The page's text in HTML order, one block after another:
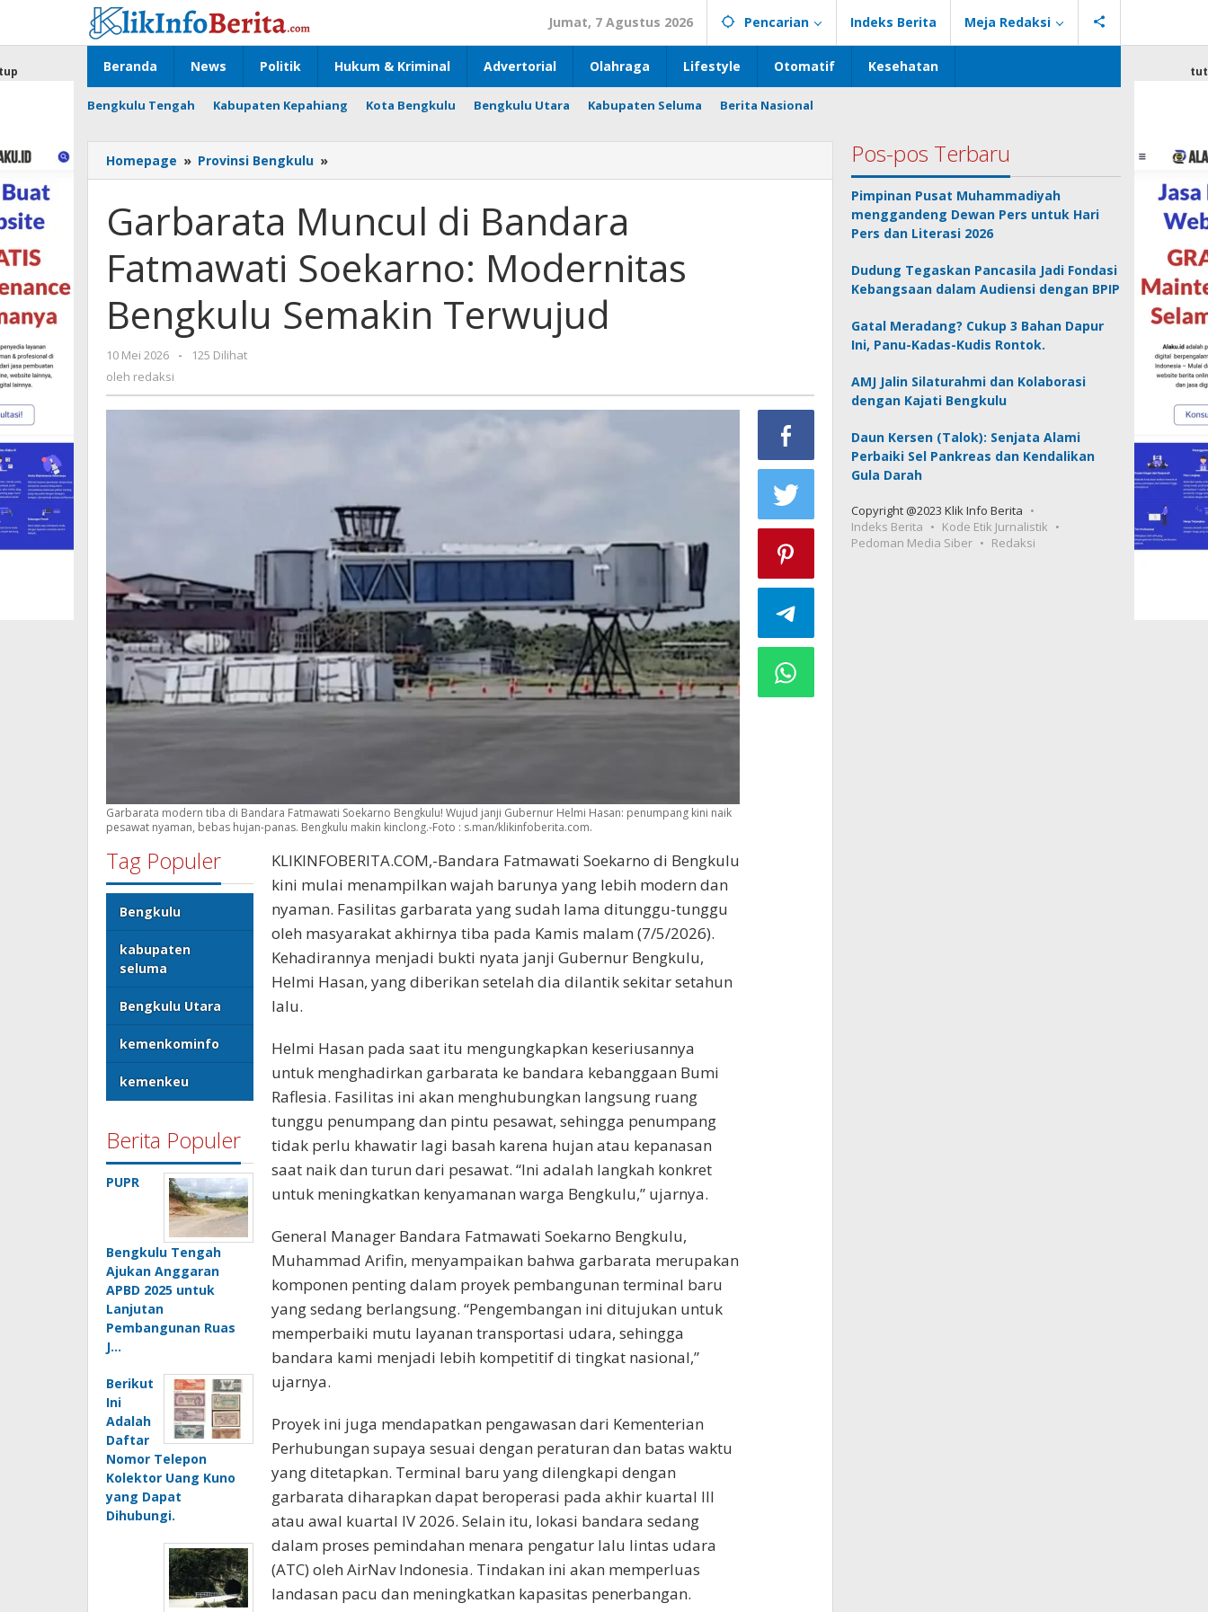
konten
Jumat, 7 Agustus 2026 Pencarian Indeks Berita Meja Redaksi
Beranda News Politik Hukum & Kriminal Advertorial Olahraga Lifestyle Otomatif Kesehatan
Bengkulu Tengah Kabupaten Kepahiang Kota Bengkulu Bengkulu Utara Kabupaten Seluma Berita Nasional
Homepage » Provinsi Bengkulu »
Muncul
Bandara
Fatmawati
Soekarno:
Modernitas
Semakin
Terwujud
Garbarata Muncul di Bandara
Fatmawati Soekarno: Modernitas
Bengkulu Semakin Terwujud
10 Mei 2026
oleh
-
125 Dilihat
oleh redaksi
Garbarata modern tiba di Bandara Fatmawati Soekarno Bengkulu! Wujud janji Gubernur Helmi Hasan: penumpang kini naik
pesawat nyaman, bebas hujan-panas. Bengkulu makin kinclong.-Foto : s.man/klikinfoberita.com.
Tag Populer
Bengkulu
kabupaten
seluma
Bengkulu Utara
kemenkominfo
kemenkeu
Berita Populer
PUPR
Bengkulu Tengah
Ajukan Anggaran
APBD 2025 untuk
Lanjutan
Pembangunan Ruas
J…
Berikut
Ini
Adalah
Daftar
Nomor Telepon
Kolektor Uang Kuno
yang Dapat
Dihubungi.
KLIKINFOBERITA.COM,-Bandara Fatmawati Soekarno di Bengkulu
kini mulai menampilkan wajah barunya yang lebih modern dan
nyaman. Fasilitas garbarata yang sudah lama ditunggu-tunggu
oleh masyarakat akhirnya tiba pada Kamis malam (7/5/2026).
Kehadirannya menjadi bukti nyata janji Gubernur Bengkulu,
Helmi Hasan, yang diberikan setelah dia dilantik sekitar setahun
lalu.
Helmi Hasan pada saat itu mengungkapkan keseriusannya
untuk menghadirkan garbarata ke bandara kebanggaan Bumi
Raflesia. Fasilitas ini akan menghubungkan langsung ruang
tunggu penumpang dan pintu pesawat, sehingga penumpang
tidak perlu khawatir lagi basah karena hujan atau kepanasan
saat naik dan turun dari pesawat. “Ini adalah langkah konkret
untuk meningkatkan kenyamanan warga Bengkulu,” ujarnya.
General Manager Bandara Fatmawati Soekarno Bengkulu,
Muhammad Arifin, menyampaikan bahwa garbarata merupakan
komponen penting dalam proyek pembangunan terminal baru
yang sedang berlangsung. “Pengembangan ini ditujukan untuk
memperbaiki mutu layanan transportasi udara, sehingga
bandara kami menjadi lebih kompetitif di tingkat nasional,”
ujarnya.
Proyek ini juga mendapatkan pengawasan dari Kementerian
Perhubungan supaya sesuai dengan peraturan dan batas waktu
yang ditetapkan. Terminal baru yang dilengkapi dengan
garbarata diharapkan dapat beroperasi pada akhir kuartal III
atau awal kuartal IV 2026. Selain itu, lokasi bandara sedang
dalam proses pemindahan menara pengatur lalu lintas udara
(ATC) oleh AirNav Indonesia. Tindakan ini akan memperluas
landasan pacu dan meningkatkan kapasitas penerbangan.
Pos-pos Terbaru
Pimpinan Pusat Muhammadiyah
menggandeng Dewan Pers untuk Hari
Pers dan Literasi 2026
Dudung Tegaskan Pancasila Jadi Fondasi
Kebangsaan dalam Audiensi dengan BPIP
Gatal Meradang? Cukup 3 Bahan Dapur
Ini, Panu-Kadas-Kudis Rontok.
AMJ Jalin Silaturahmi dan Kolaborasi
dengan Kajati Bengkulu
Daun Kersen (Talok): Senjata Alami
Perbaiki Sel Pankreas dan Kendalikan
Gula Darah
Copyright @2023 Klik Info Berita
Indeks Berita
Kode Etik Jurnalistik
Pedoman Media Siber
Redaksi